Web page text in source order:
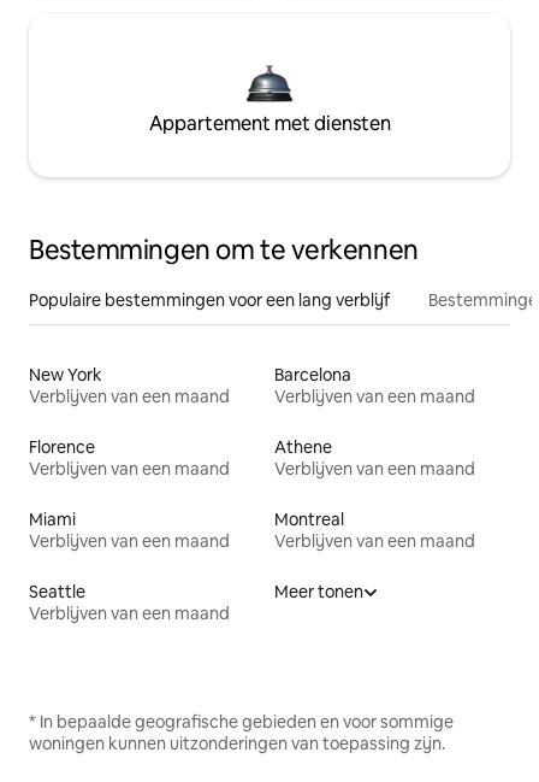
Appartement met diensten
Bestemmingen om te verkennen
Populaire bestemmingen voor een lang verblijf
New York
Verblijven van een maand
Barcelona
Verblijven van een maand
Florence
Verblijven van een maand
Athene
Verblijven van een maand
Miami
Verblijven van een maand
Montreal
Verblijven van een maand
Seattle
Verblijven van een maand
Meer tonen
* In bepaalde geografische gebieden en voor sommige
woningen kunnen uitzonderingen van toepassing zijn.